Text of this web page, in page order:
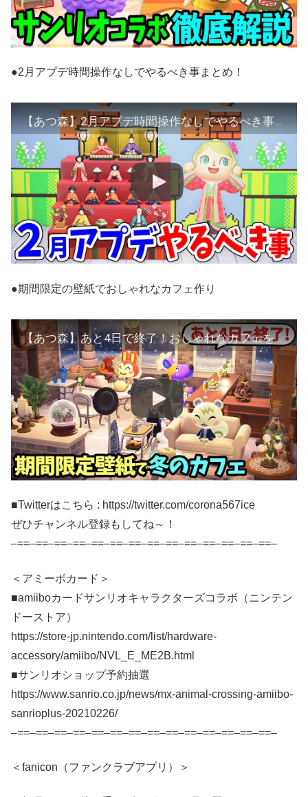
●2月アプデ時間操作なしでやるべき事まとめ！
【あつ森】2月アプデ時間操作なしでやるべき事まとめ！マリオコラボ、ひな祭り家具、はるのわかたけレシピ解禁などを紹介【あつまれどうぶつの森 アップデート攻略】
●期間限定の壁紙でおしゃれなカフェ作り
【あつ森】あと4日で終了！おしゃれなカフェをレイアウト！期間限定壁紙や冬の家具を使った白が映える可愛い部屋の作り方を紹介【あつまれどうぶつの森 攻略】
■Twitterはこちら : https://twitter.com/corona567ice
ぜひチャンネル登録もしてね～！
–==–==–==–==–==–==–==–==–==–==–==–==–==–==–
＜アミーボカード＞
■amiiboカードサンリオキャラクターズコラボ（ニンテン
ドーストア）
https://store-jp.nintendo.com/list/hardware-
accessory/amiibo/NVL_E_ME2B.html
■サンリオショップ予約抽選
https://www.sanrio.co.jp/news/mx-animal-crossing-amiibo-
sanrioplus-20210226/
–==–==–==–==–==–==–==–==–==–==–==–==–==–==–
＜fanicon（ファンクラブアプリ）＞